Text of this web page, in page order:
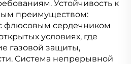
Устойчивость к
преимуществом:
флюсовым сердечником
условиях, где
газовой защиты,
Система непрерывной